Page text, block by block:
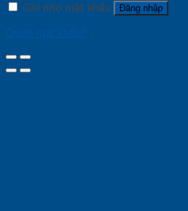
Ghi nhớ mật khẩu Đăng nhập
Quên mật khẩu?